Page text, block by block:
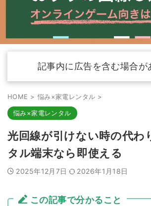
記事内に広告を含む場合が
HOME > 悩み×家電レンタル >
悩み×家電レンタル
光回線が引けない時の代わ
タル端末なら即使える
2025年12月7日 2026年1月18日
この記事で分かること